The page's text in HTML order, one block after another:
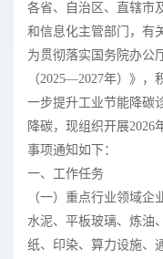
各省、自治区、直辖市
和信息化主管部门，有
为贯彻落实国务院办公
（2025—2027年）》，
一步提升工业节能降碳
降碳，现组织开展2026
事项通知如下：
一、工作任务
（一）重点行业领域企
水泥、平板玻璃、炼油
纸、印染、算力设施、